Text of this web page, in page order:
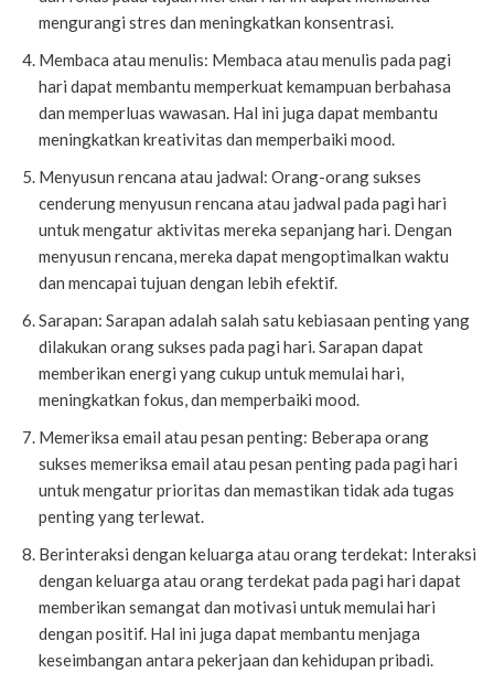
mengurangi stres dan meningkatkan konsentrasi.
Membaca atau menulis: Membaca atau menulis pada pagi
hari dapat membantu memperkuat kemampuan berbahasa
dan memperluas wawasan. Hal ini juga dapat membantu
meningkatkan kreativitas dan memperbaiki mood.
Menyusun rencana atau jadwal: Orang-orang sukses
cenderung menyusun rencana atau jadwal pada pagi hari
untuk mengatur aktivitas mereka sepanjang hari. Dengan
menyusun rencana, mereka dapat mengoptimalkan waktu
dan mencapai tujuan dengan lebih efektif.
Sarapan: Sarapan adalah salah satu kebiasaan penting yang
dilakukan orang sukses pada pagi hari. Sarapan dapat
memberikan energi yang cukup untuk memulai hari,
meningkatkan fokus, dan memperbaiki mood.
Memeriksa email atau pesan penting: Beberapa orang
sukses memeriksa email atau pesan penting pada pagi hari
untuk mengatur prioritas dan memastikan tidak ada tugas
penting yang terlewat.
Berinteraksi dengan keluarga atau orang terdekat: Interaksi
dengan keluarga atau orang terdekat pada pagi hari dapat
memberikan semangat dan motivasi untuk memulai hari
dengan positif. Hal ini juga dapat membantu menjaga
keseimbangan antara pekerjaan dan kehidupan pribadi.